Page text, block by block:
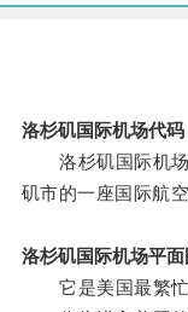
洛杉矶国际机场代码
洛杉矶国际机场
矶市的一座国际航空
洛杉矶国际机场平面
它是美国最繁忙